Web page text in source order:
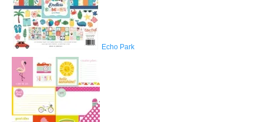
Echo Park